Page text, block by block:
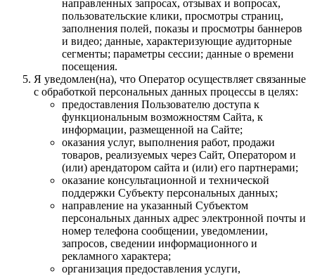
направленных запросах, отзывах и вопросах,
пользовательские клики, просмотры страниц,
заполнения полей, показы и просмотры баннеров
и видео; данные, характеризующие аудиторные
сегменты; параметры сессии; данные о времени
посещения.
Я уведомлен(на), что Оператор осуществляет связанные
с обработкой персональных данных процессы в целях:
предоставления Пользователю доступа к
функциональным возможностям Сайта, к
информации, размещенной на Сайте;
оказания услуг, выполнения работ, продажи
товаров, реализуемых через Сайт, Оператором и
(или) арендатором сайта и (или) его партнерами;
оказание консультационной и технической
поддержки Субъекту персональных данных;
направление на указанный Субъектом
персональных данных адрес электронной почты и
номер телефона сообщении, уведомлении,
запросов, сведении информационного и
рекламного характера;
организация предоставления услуги,